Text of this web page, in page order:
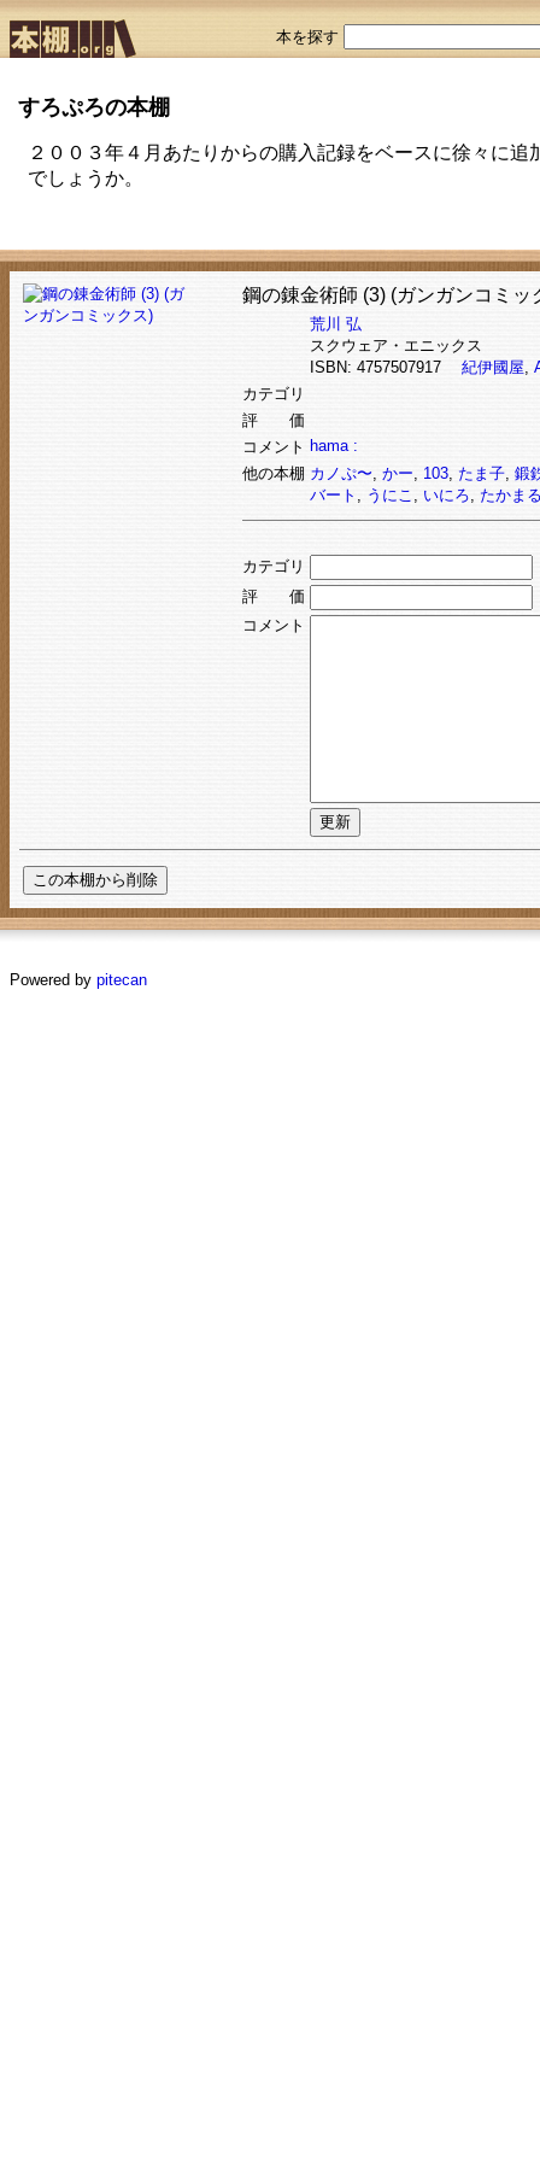
本を探す
すろぷろの本棚
２００３年４月あたりからの購入記録をベースに徐々に
でしょうか。
鋼の錬金術師 (3) (ガンガンコミッ
荒川 弘
スクウェア・エニックス
ISBN: 4757507917 紀伊國屋,
カテゴリ
評 価
コメント hama :
他の本棚 カノぷ〜, かー, 103, たま子, 鍛
バート , うにこ , いにろ, たかま
カテゴリ
評 価
コメント
Powered by pitecan